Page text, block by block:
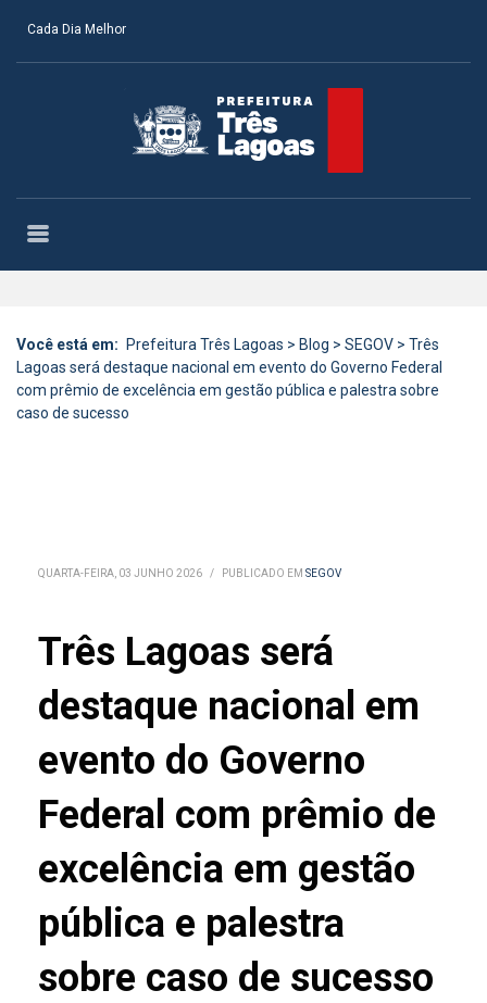
Cada Dia Melhor
Você está em: Prefeitura Três Lagoas > Blog > SEGOV > Três
Lagoas será destaque nacional em evento do Governo Federal
com prêmio de excelência em gestão pública e palestra sobre
caso de sucesso
QUARTA-FEIRA, 03 JUNHO 2026 / PUBLICADO EM SEGOV
Três Lagoas será
destaque nacional em
evento do Governo
Federal com prêmio de
excelência em gestão
pública e palestra
sobre caso de sucesso